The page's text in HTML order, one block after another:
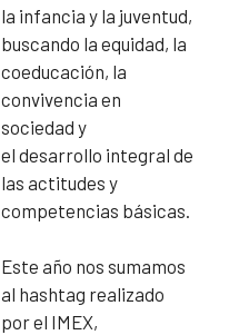
la infancia y la juventud,
buscando la equidad, la
coeducación, la
convivencia en
sociedad y
el desarrollo integral de
las actitudes y
competencias básicas.
Este año nos sumamos
al hashtag realizado
por el IMEX,